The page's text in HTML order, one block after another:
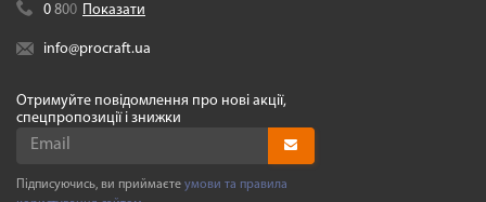
0 800 Показати
info@procraft.ua
Отримуйте повідомлення про нові акції,
спецпропозиції і знижки
Підписуючись, ви приймаєте умови та правила